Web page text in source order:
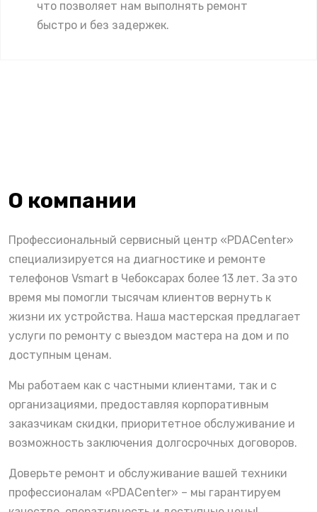
что позволяет нам выполнять ремонт
быстро и без задержек.
О компании
Профессиональный сервисный центр «PDACenter»
специализируется на диагностике и ремонте
телефонов Vsmart в Чебоксарах более 13 лет. За это
время мы помогли тысячам клиентов вернуть к
жизни их устройства. Наша мастерская предлагает
услуги по ремонту с выездом мастера на дом и по
доступным ценам.
Мы работаем как с частными клиентами, так и с
организациями, предоставляя корпоративным
заказчикам скидки, приоритетное обслуживание и
возможность заключения долгосрочных договоров.
Доверьте ремонт и обслуживание вашей техники
профессионалам «PDACenter» – мы гарантируем